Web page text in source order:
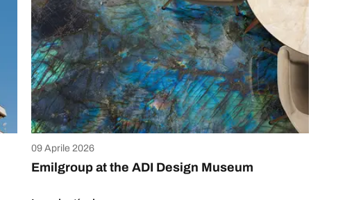
09 Aprile 2026
Emilgroup at the ADI Design Museum